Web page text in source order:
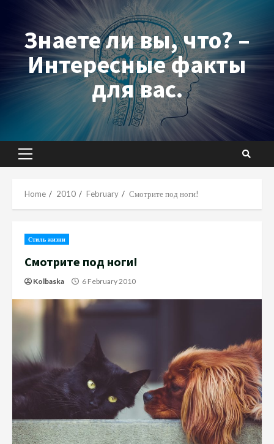
contentЗнаете ли вы, что? –
Интересные факты
для вас.
Primary
Home 2010 February Смотрите под ноги!
Стиль жизни
Смотрите под ноги!
Kolbaska 6 February 2010